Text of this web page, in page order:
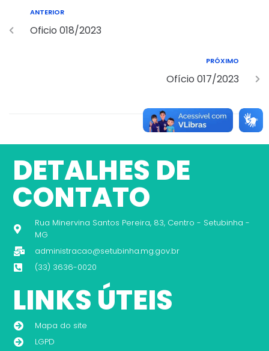
ANTERIOR
Oficio 018/2023
PRÓXIMO
Ofício 017/2023
DETALHES DE
CONTATO
Rua Minervina Santos Pereira, 83, Centro - Setubinha -
MG
administracao@setubinha.mg.gov.br
(33) 3636-0020
LINKS ÚTEIS
Mapa do site
LGPD